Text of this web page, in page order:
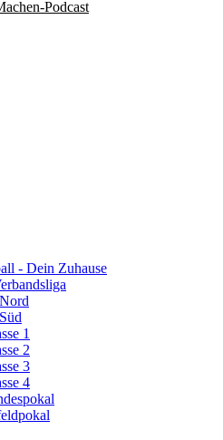
Podcast
- Dein Zuhause
1
2
3
4